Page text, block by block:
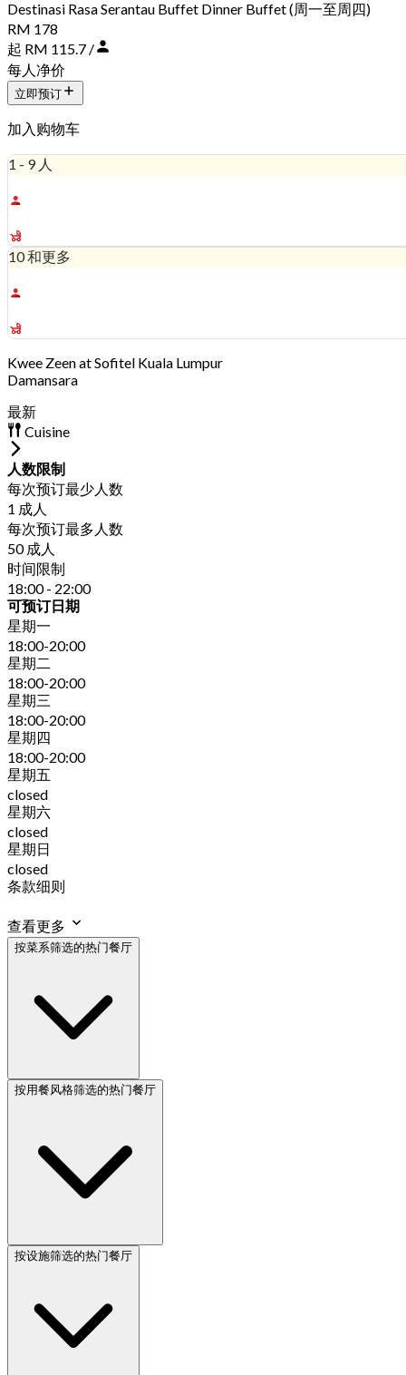
Destinasi Rasa Serantau Buffet Dinner Buffet (周一至周四)
RM 178
起 RM 115.7 /
每人净价
立即预订
加入购物车
1 - 9 人
10 和更多
Kwee Zeen at Sofitel Kuala Lumpur
Damansara
最新
Cuisine
人数限制
每次预订最少人数
1 成人
每次预订最多人数
50 成人
时间限制
18:00 - 22:00
可预订日期
星期一
18:00-20:00
星期二
18:00-20:00
星期三
18:00-20:00
星期四
18:00-20:00
星期五
closed
星期六
closed
星期日
closed
条款细则
查看更多
按菜系筛选的热门餐厅
按用餐风格筛选的热门餐厅
按设施筛选的热门餐厅